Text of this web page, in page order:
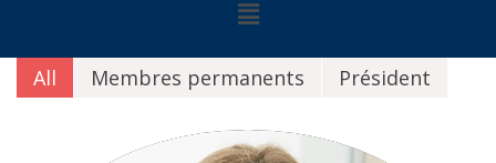
All Membres permanents Président